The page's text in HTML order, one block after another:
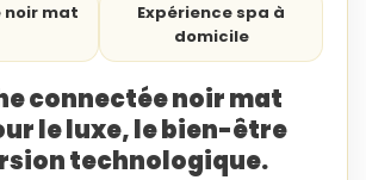
noir mat
Expérience spa à
domicile
connectée noir mat
le luxe, le bien-être
technologique.